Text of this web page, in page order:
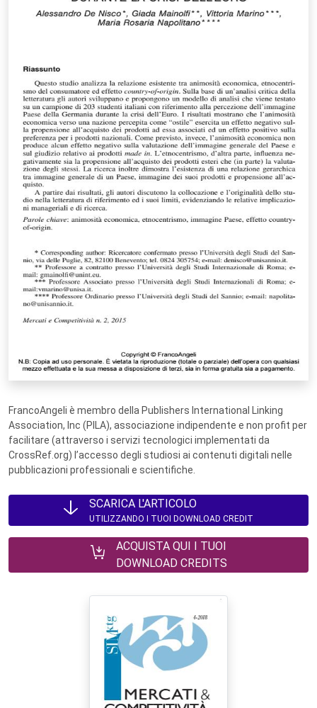
FrancoAngeli è membro della Publishers International Linking
Association, Inc (PILA), associazione indipendente e non profit per
facilitare (attraverso i servizi tecnologici implementati da
CrossRef.org) l’accesso degli studiosi ai contenuti digitali nelle
pubblicazioni professionali e scientifiche.
SCARICA L'ARTICOLO
UTILIZZANDO I TUOI DOWNLOAD CREDIT
ACQUISTA QUI I TUOI
DOWNLOAD CREDITS